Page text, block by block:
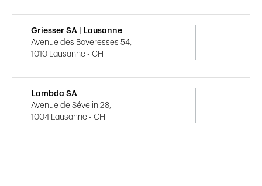
Griesser SA | Lausanne
Avenue des Boveresses 54,
1010 Lausanne - CH
Lambda SA
Avenue de Sévelin 28,
1004 Lausanne - CH